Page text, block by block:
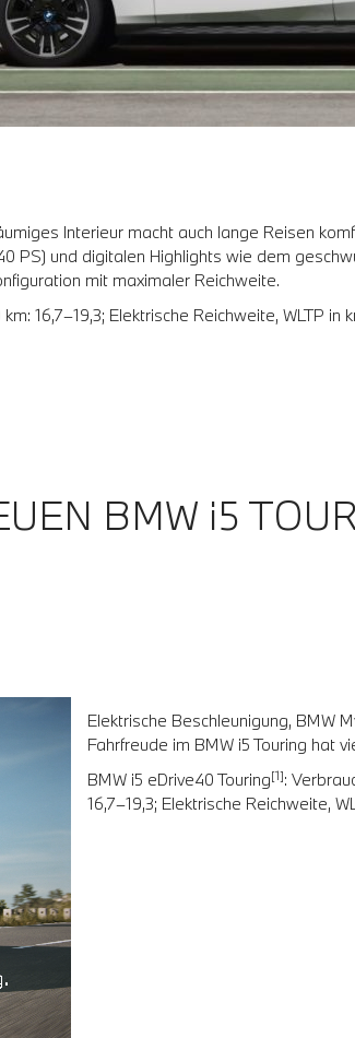
Interieur macht auch lange Reisen
PS) und digitalen Highlights wie dem
mit maximaler Reichweite.
16,7–19,3; Elektrische Reichweite, WLTP in
BMW i5
Elektrische Beschleunigung, BMW
Fahrfreude im BMW i5 Touring hat
BMW i5 eDrive40 Touring[1]:
16,7–19,3; Elektrische Reichweite,